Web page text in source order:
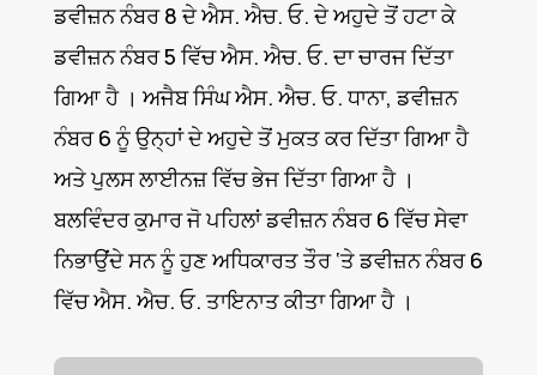
ਡਵੀਜ਼ਨ ਨੰਬਰ 8 ਦੇ ਐਸ. ਐਚ. ਓ. ਦੇ ਅਹੁਦੇ ਤੋਂ ਹਟਾ ਕੇ
ਡਵੀਜ਼ਨ ਨੰਬਰ 5 ਵਿੱਚ ਐਸ. ਐਚ. ਓ. ਦਾ ਚਾਰਜ ਦਿੱਤਾ
ਗਿਆ ਹੈ । ਅਜੈਬ ਸਿੰਘ ਐਸ. ਐਚ. ਓ. ਧਾਨਾ, ਡਵੀਜ਼ਨ
ਨੰਬਰ 6 ਨੂੰ ਉਨ੍ਹਾਂ ਦੇ ਅਹੁਦੇ ਤੋਂ ਮੁਕਤ ਕਰ ਦਿੱਤਾ ਗਿਆ ਹੈ
ਅਤੇ ਪੁਲਸ ਲਾਈਨਜ਼ ਵਿੱਚ ਭੇਜ ਦਿੱਤਾ ਗਿਆ ਹੈ ।
ਬਲਵਿੰਦਰ ਕੁਮਾਰ ਜੋ ਪਹਿਲਾਂ ਡਵੀਜ਼ਨ ਨੰਬਰ 6 ਵਿੱਚ ਸੇਵਾ
ਨਿਭਾਉਂਦੇ ਸਨ ਨੂੰ ਹੁਣ ਅਧਿਕਾਰਤ ਤੌਰ ‘ਤੇ ਡਵੀਜ਼ਨ ਨੰਬਰ 6
ਵਿੱਚ ਐਸ. ਐਚ. ਓ. ਤਾਇਨਾਤ ਕੀਤਾ ਗਿਆ ਹੈ ।